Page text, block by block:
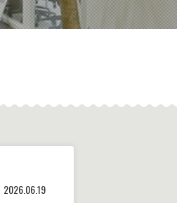
2026.06.19